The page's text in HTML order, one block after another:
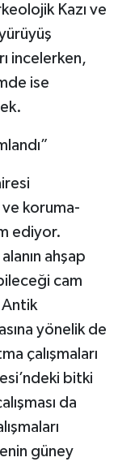
Kazı ve
incelerken,
ise
ve koruma-
ediyor.
ahşap
cam
Antik
yönelik de
çalışmaları
bitki
da
güney